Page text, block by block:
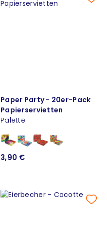
Paper Party - 20er-Pack
Papierservietten
Palette
3,90 €